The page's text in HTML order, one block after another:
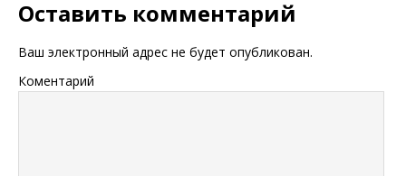
Оставить комментарий
Ваш электронный адрес не будет опубликован.
Коментарий